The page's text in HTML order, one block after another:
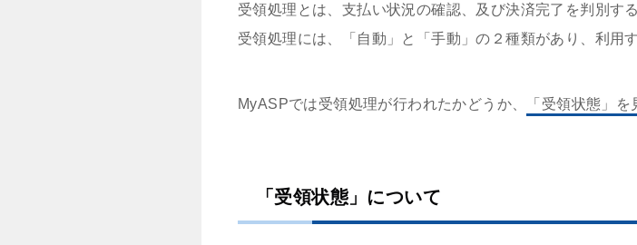
受領処理とは、支払い状況の確認、及び決済完了を判別す
受領処理には、「自動」と「手動」の２種類があり、利用
MyASPでは受領処理が行われたかどうか、 「受領状態」を
「受領状態」について